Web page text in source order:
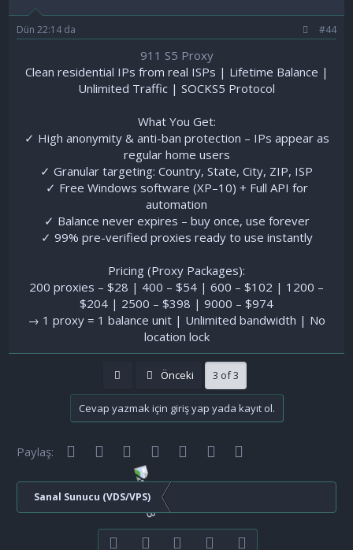
Dün 22:14 da #44
911 S5 Proxy
Clean residential IPs from real ISPs | Lifetime Balance |
Unlimited Traffic | SOCKS5 Protocol
What You Get:
✓ High anonymity & anti-ban protection – IPs appear as
regular home users
✓ Granular targeting: Country, State, City, ZIP, ISP
✓ Free Windows software (XP–10) + Full API for
automation
✓ Balance never expires – buy once, use forever
✓ 99% pre-verified proxies ready to use instantly
Pricing (Proxy Packages):
200 proxies – $28 | 400 – $54 | 600 – $102 | 1200 –
$204 | 2500 – $398 | 9000 – $974
→ 1 proxy = 1 balance unit | Unlimited bandwidth | No
location lock​
Önceki 3 of 3
Cevap yazmak için giriş yap yada kayıt ol.
Paylaş: FacebookTwitterReddit Pinterest
Tumblr WhatsApp
Sanal Sunucu (VDS/VPS)
FacebookTwitter youtubeBize ulaşın